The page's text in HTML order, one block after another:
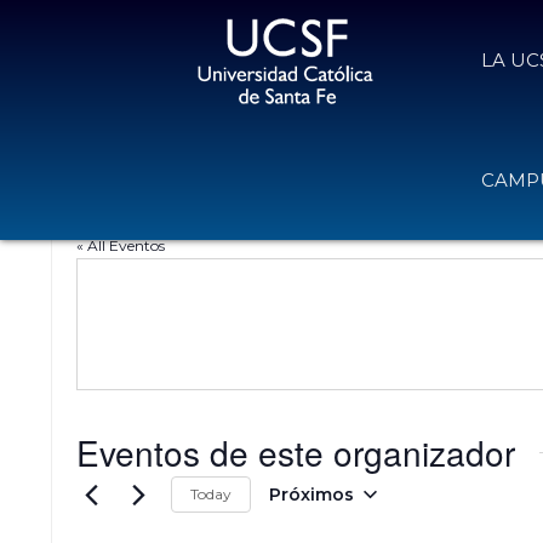
LA
Facultad de
« All Eventos
Eventos de este organizador
Today Próximos